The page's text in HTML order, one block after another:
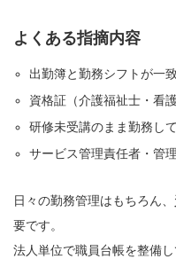
よくある指摘内容
出勤簿と勤務シフトが一
資格証（介護福祉士・看
研修未受講のまま勤務し
サービス管理責任者・管
日々の勤務管理はもちろん、
要です。
法人単位で職員台帳を整備